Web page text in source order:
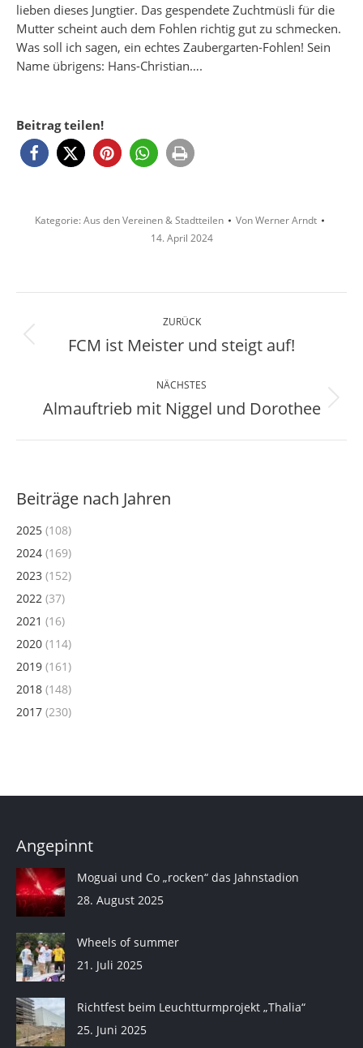
lieben dieses Jungtier. Das gespendete Zuchtmüsli für die
Mutter scheint auch dem Fohlen richtig gut zu schmecken.
Was soll ich sagen, ein echtes Zaubergarten-Fohlen! Sein
Name übrigens: Hans-Christian….
Beitrag teilen!
Kategorie:Aus den Vereinen & Stadtteilen VonWerner Arndt
14. April 2024
Kommentarnavigation
ZURÜCK
Vorheriger
FCM ist Meister und steigt auf!
NÄCHSTES
Nächster
Almauftrieb mit Niggel und Dorothee
Beiträge nach Jahren
2025 (108)
2024 (169)
2023 (152)
2022 (37)
2021 (16)
2020 (114)
2019 (161)
2018 (148)
2017 (230)
Angepinnt
Moguai und Co „rocken“ das Jahnstadion
28. August 2025
Wheels of summer
21. Juli 2025
Richtfest beim Leuchtturmprojekt „Thalia“
25. Juni 2025